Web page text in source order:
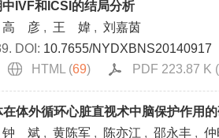
IVF和ICSI的结局分析
高 彦 , 王 媁 , 刘嘉茵
DOI: 10.7655/NYDXBNS20140917
HTML (69) PDF 223.87 K (
体外循环心脏直视术中脑保护作用
钟 斌 , 黄陈军 , 陈亦江 , 邵永丰 , 仲